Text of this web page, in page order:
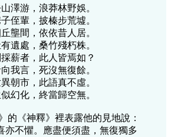
澤游，浪莽林野娛。
侄輩，披榛步荒墟。
壟間，依依昔人居。
遺處，桑竹殘朽株。
薪者，此人皆焉如？
我言，死沒無復餘。
朝市，此語真不虛。
幻化，終當歸空無。
的《神釋》裡表露他的見地說：
亦不懼。應盡便須盡，無復獨多